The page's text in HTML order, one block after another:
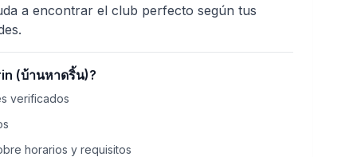
a encontrar el club perfecto según tus
(บ้านหาดริ้น)?
verificados
horarios y requisitos